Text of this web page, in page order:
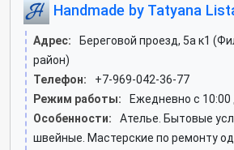
Handmade by Tatyana
Адрес:
Береговой проезд, 5а к1
район)
Телефон:
+7-969-042-36-77
Режим работы:
Ежедневно с 10:00
Особенности:
Ателье. Бытовые
швейные. Мастерские по ремонту